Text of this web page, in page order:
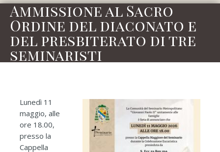
Ammissione al Sacro
Ordine del diaconato e
del presbiterato di tre
seminaristi
Lunedì 11
maggio, alle
ore 18.00,
presso la
Cappella